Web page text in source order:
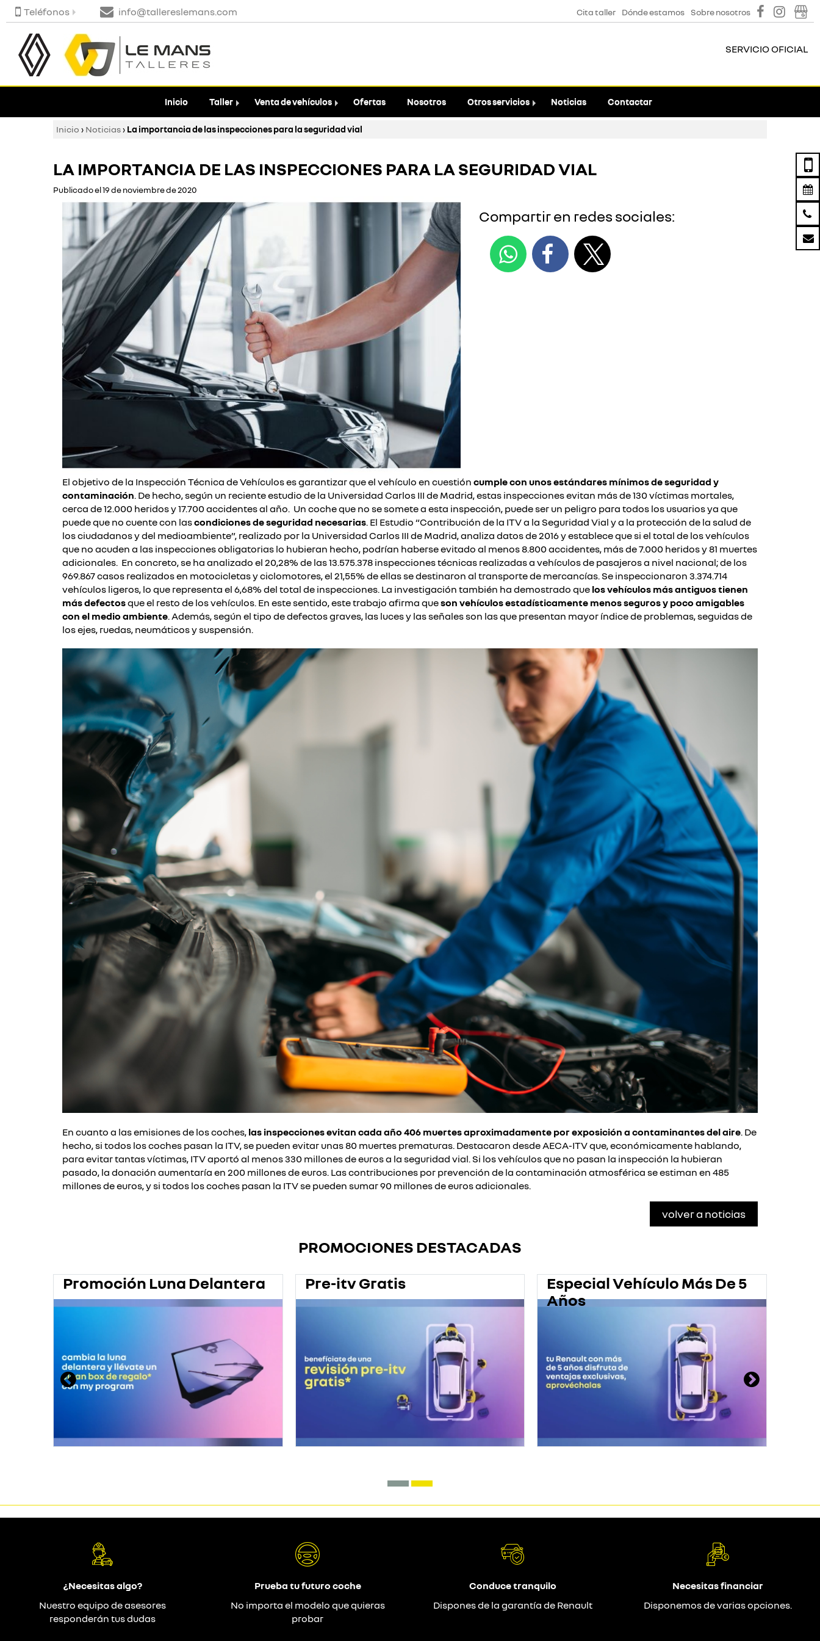
Teléfonos info@tallereslemans.com Cita taller Dónde estamos Sobre nosotros
SERVICIO OFICIAL
Inicio Taller Venta de vehículos Ofertas Nosotros Otros servicios Noticias Contactar
Inicio › Noticias› La importancia de las inspecciones para la seguridad vial
LA IMPORTANCIA DE LAS INSPECCIONES PARA LA SEGURIDAD VIAL
Publicado el 19 de noviembre de 2020
Compartir en redes sociales:
El objetivo de la Inspección Técnica de Vehículos es garantizar que el vehículo en cuestión cumple con unos estándares mínimos de seguridad y
contaminación. De hecho, según un reciente estudio de la Universidad Carlos III de Madrid, estas inspecciones evitan más de 130 víctimas mortales,
cerca de 12.000 heridos y 17.700 accidentes al año. Un coche que no se somete a esta inspección, puede ser un peligro para todos los usuarios ya que
puede que no cuente con lascondiciones de seguridad necesarias. El Estudio “Contribución de la ITV a la Seguridad Vial y a la protección de la salud de
los ciudadanos y del medioambiente”, realizado por la Universidad Carlos III de Madrid, analiza datos de 2016 y establecequesi el total de los vehículos
que no acuden a las inspecciones obligatorias lo hubieran hecho, podrían haberse evitado al menos 8.800 accidentes, más de 7.000 heridos y 81 muertes
adicionales. En concreto, se ha analizado el 20,28% de las 13.575.378 inspecciones técnicas realizadas a vehículos de pasajeros a nivel nacional; de los
969.867 casos realizados en motocicletas y ciclomotores, el 21,55% de ellas se destinaron al transporte de mercancías. Se inspeccionaron 3.374.714
vehículos ligeros, lo que representa el 6,68% del total de inspecciones. La investigación también ha demostrado que los vehículos más antiguos tienen
más defectosque el resto de los vehículos. En este sentido, este trabajo afirma queson vehículos estadísticamente menos seguros y poco amigables
con el medio ambiente. Además, según el tipo de defectos graves, las luces y las señales son las que presentan mayor índice de problemas, seguidas de
los ejes, ruedas, neumáticos y suspensión.
En cuanto a las emisiones de los coches, las inspeccionesevitan cada año 406 muertes aproximadamente por exposición a contaminantes del aire. De
hecho, si todos los coches pasan la ITV, se pueden evitar unas 80 muertes prematuras. Destacaron desde AECA-ITV que, económicamente hablando,
para evitar tantas víctimas, ITV aportó al menos 330 millones de euros a la seguridad vial. Si los vehículos que no pasan la inspección la hubieran
pasado, la donación aumentaría en 200 millones de euros. Las contribuciones por prevención de la contaminación atmosférica se estiman en 485
millones de euros, y si todos los coches pasan la ITV se pueden sumar90 millones de euros adicionales.
volver a noticias
PROMOCIONES DESTACADAS
Promoción Luna Delantera
Pre-itv Gratis
Especial Vehículo Más De 5
Años
¿Necesitas algo?
Nuestro equipo de asesores
responderán tus dudas
Prueba tu futuro coche
No importa el modelo que quieras
probar
Conduce tranquilo
Dispones de la garantía de Renault
Necesitas financiar
Disponemos de varias opciones.